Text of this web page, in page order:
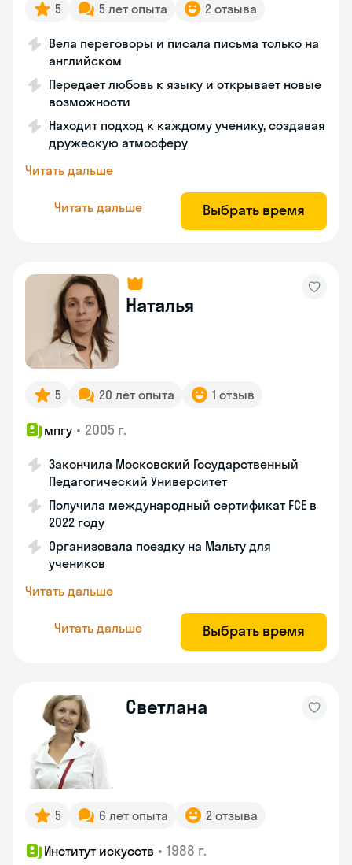
5 5 лет опыта 2 отзыва
Вела переговоры и писала письма только на
английском
Передает любовь к языку и открывает новые
возможности
Находит подход к каждому ученику, создавая
дружескую атмосферу
Читать дальше
Читать дальше Выбрать время
Наталья
5 20 лет опыта 1 отзыв
мпгу • 2005 г.
Закончила Московский Государственный
Педагогический Университет
Получила международный сертификат FCE в
2022 году
Организовала поездку на Мальту для
учеников
Читать дальше
Читать дальше Выбрать время
Светлана
5 6 лет опыта 2 отзыва
Институт искусств • 1988 г.